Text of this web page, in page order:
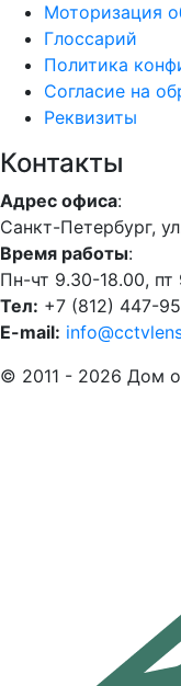
Моторизация
Глоссарий
Политика
Согласие на
Реквизиты
Контакты
Адрес офиса:
Санкт-Петербург,
Время работы:
Пн-чт 9.30-18.00, пт
Тел: +7 (812) 447-
E-mail:
© 2011 - 2026 Дом